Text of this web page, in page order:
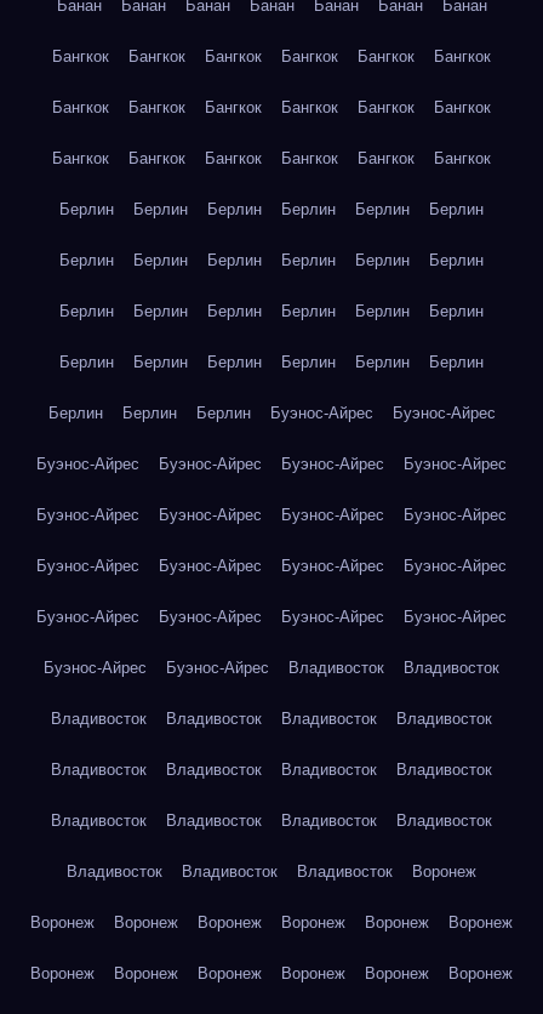
Банан Банан Банан Банан Банан Банан Банан
Бангкок Бангкок Бангкок Бангкок Бангкок Бангкок
Бангкок Бангкок Бангкок Бангкок Бангкок Бангкок
Бангкок Бангкок Бангкок Бангкок Бангкок Бангкок
Берлин Берлин Берлин Берлин Берлин Берлин
Берлин Берлин Берлин Берлин Берлин Берлин
Берлин Берлин Берлин Берлин Берлин Берлин
Берлин Берлин Берлин Берлин Берлин Берлин
Берлин Берлин Берлин Буэнос-Айрес Буэнос-Айрес
Буэнос-Айрес Буэнос-Айрес Буэнос-Айрес Буэнос-Айрес
Буэнос-Айрес Буэнос-Айрес Буэнос-Айрес Буэнос-Айрес
Буэнос-Айрес Буэнос-Айрес Буэнос-Айрес Буэнос-Айрес
Буэнос-Айрес Буэнос-Айрес Буэнос-Айрес Буэнос-Айрес
Буэнос-Айрес Буэнос-Айрес Владивосток Владивосток
Владивосток Владивосток Владивосток Владивосток
Владивосток Владивосток Владивосток Владивосток
Владивосток Владивосток Владивосток Владивосток
Владивосток Владивосток Владивосток Воронеж
Воронеж Воронеж Воронеж Воронеж Воронеж Воронеж
Воронеж Воронеж Воронеж Воронеж Воронеж Воронеж